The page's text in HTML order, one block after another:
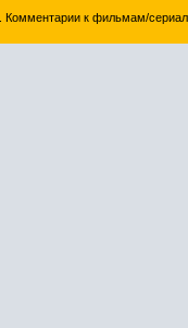
Комментарии к фильмам/